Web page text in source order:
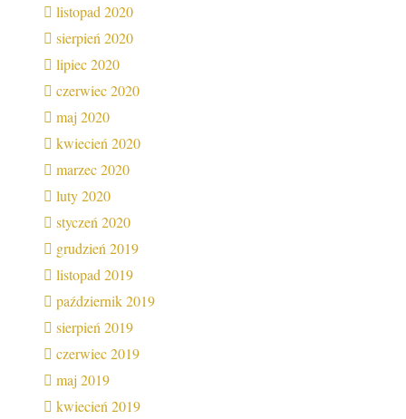
listopad 2020
sierpień 2020
lipiec 2020
czerwiec 2020
maj 2020
kwiecień 2020
marzec 2020
luty 2020
styczeń 2020
grudzień 2019
listopad 2019
październik 2019
sierpień 2019
czerwiec 2019
maj 2019
kwiecień 2019